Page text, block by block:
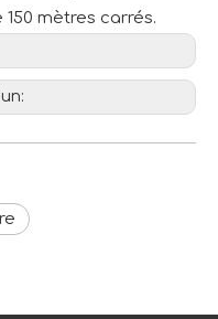
mètres carrés.